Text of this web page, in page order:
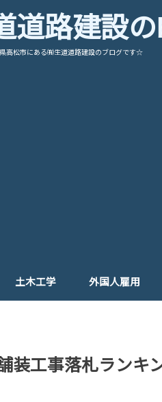
道路建設
高松市にある㈲生道道路建設のブログです☆
土木工学 外国人雇用
装工事落札ランキ